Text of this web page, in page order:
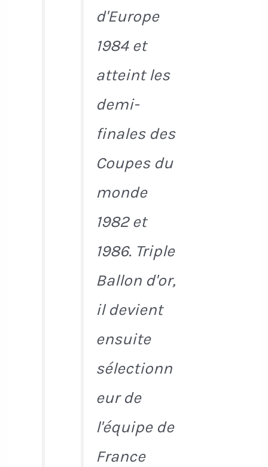
d'Europe
1984 et
atteint les
demi-
finales des
Coupes du
monde
1982 et
1986. Triple
Ballon d'or,
il devient
ensuite
sélectionn
eur de
l'équipe de
France